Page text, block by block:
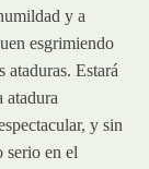
y a
esgrimiendo
ataduras. Estará
atadura
y sin
serio en el